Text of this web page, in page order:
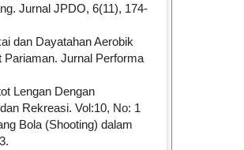
Jurnal JPDO, 6(11), 174-
dan Dayatahan Aerobik
Pariaman. Jurnal Performa
Lengan Dengan
Rekreasi. Vol:10, No: 1
Bola (Shooting) dalam